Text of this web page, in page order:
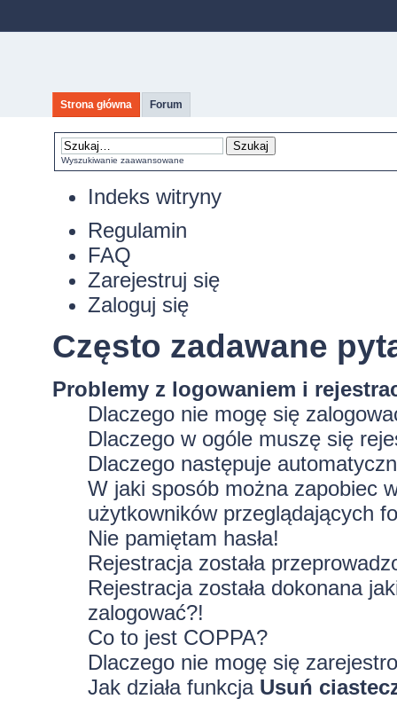
Strona główna Forum
Wyszukiwanie zaawansowane
Indeks witryny
Regulamin
FAQ
Zarejestruj się
Zaloguj się
Często zadawane
Problemy z logowaniem i
Dlaczego nie mogę się
Dlaczego w ogóle muszę się
Dlaczego następuje
W jaki sposób można zapobiec
użytkowników przeglądających
Nie pamiętam hasła!
Rejestracja została
Rejestracja została dokonana
zalogować?!
Co to jest COPPA?
Dlaczego nie mogę się
Jak działa funkcja Usuń